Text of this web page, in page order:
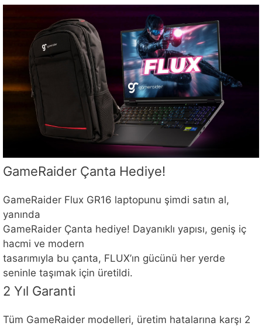
GameRaider Çanta Hediye!
GameRaider Flux GR16 laptopunu şimdi satın al,
yanında
GameRaider Çanta hediye! Dayanıklı yapısı, geniş iç
hacmi ve modern
tasarımıyla bu çanta, FLUX’ın gücünü her yerde
seninle taşımak için üretildi.
2 Yıl Garanti
Tüm GameRaider modelleri, üretim hatalarına karşı 2